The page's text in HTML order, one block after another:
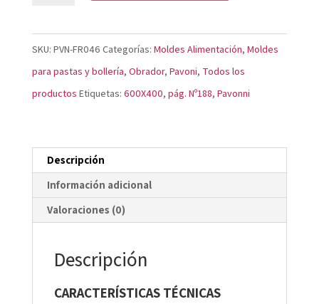
FR046
SKU: PVN-FR046 Categorías: Moldes Alimentación, Moldes
para pastas y bollería, Obrador, Pavoni, Todos los
productos Etiquetas: 600X400, pág. Nº188, Pavonni
Descripción
Información adicional
Valoraciones (0)
Descripción
CARACTERÍSTICAS TÉCNICAS